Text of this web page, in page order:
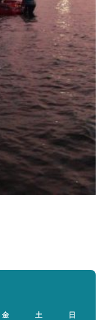
金 土
日